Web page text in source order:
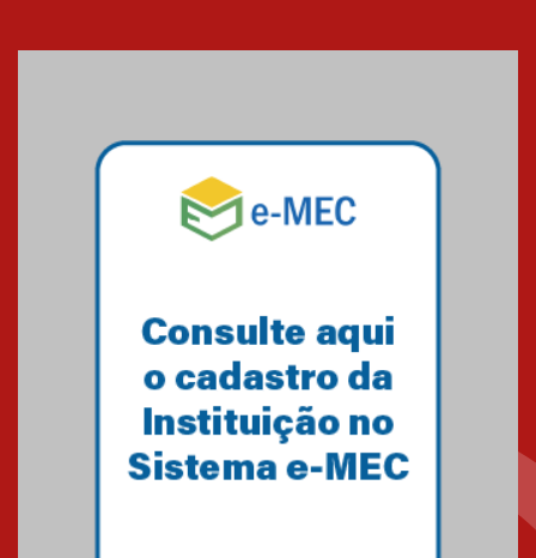
Mackenzie mobiliza campanha
solidária para apoiar famílias em
Minas Gerais
Primeiro culto do ano ressalta o
27.02.2026